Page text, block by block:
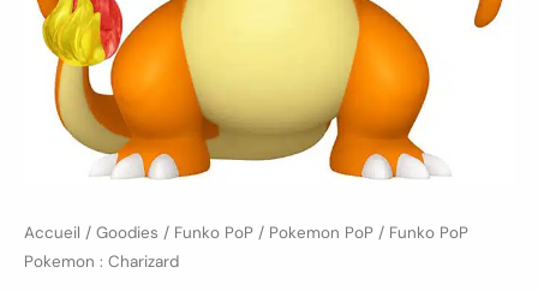
Accueil / Goodies / Funko PoP / Pokemon PoP / Funko PoP
Pokemon : Charizard